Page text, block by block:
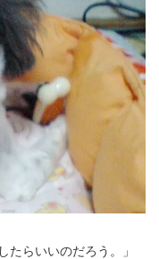
たらいいのだろう。」